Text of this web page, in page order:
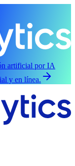
artificial por IA
y en línea.